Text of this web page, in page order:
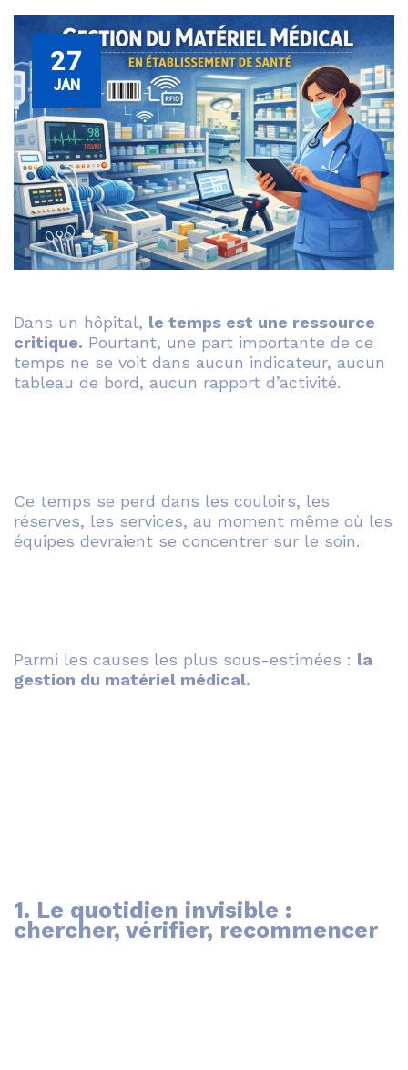
27
JAN
Dans un hôpital, le temps est une ressource
critique. Pourtant, une part importante de ce
temps ne se voit dans aucun indicateur, aucun
tableau de bord, aucun rapport d’activité.
Ce temps se perd dans les couloirs, les
réserves, les services, au moment même où les
équipes devraient se concentrer sur le soin.
Parmi les causes les plus sous-estimées : la
gestion du matériel médical.
1. Le quotidien invisible :
chercher, vérifier, recommencer